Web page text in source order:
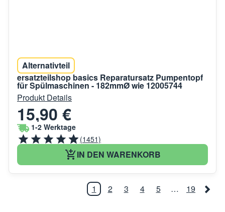
Alternativteil
ersatzteilshop basics Reparatursatz Pumpentopf
für Spülmaschinen - 182mmØ wie 12005744
Produkt Details
15,90 €
1-2 Werktage
(1451)
IN DEN WARENKORB
1 2 3 4 5 … 19